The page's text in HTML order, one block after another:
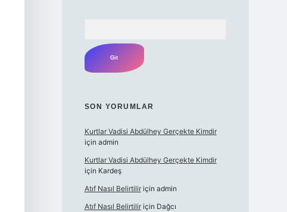
SON YORUMLAR
Kurtlar Vadisi Abdülhey Gerçekte Kimdir
için admin
Kurtlar Vadisi Abdülhey Gerçekte Kimdir
için Kardeş
Atıf Nasıl Belirtiliriçin admin
Atıf Nasıl Belirtiliriçin Dağcı